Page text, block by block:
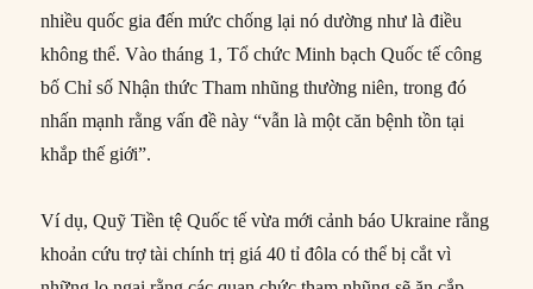
nhiều quốc gia đến mức chống lại nó dường như là điều
không thể. Vào tháng 1, Tổ chức Minh bạch Quốc tế công
bố Chỉ số Nhận thức Tham nhũng thường niên, trong đó
nhấn mạnh rằng vấn đề này “vẫn là một căn bệnh tồn tại
khắp thế giới”.
Ví dụ, Quỹ Tiền tệ Quốc tế vừa mới cảnh báo Ukraine rằng
khoản cứu trợ tài chính trị giá 40 tỉ đôla có thể bị cắt vì